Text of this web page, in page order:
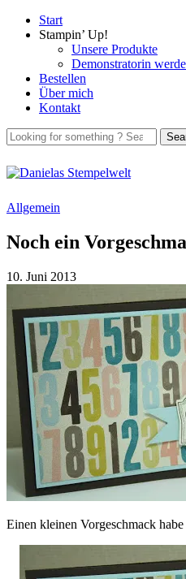
Start
Stampin’ Up!
Unsere Produkte
Demonstratorin
Bestellen
Über mich
Kontakt
Allgemein
Noch ein
10. Juni 2013
Einen kleinen Vorgeschmack